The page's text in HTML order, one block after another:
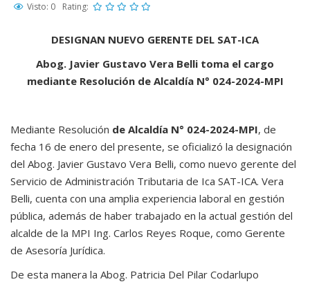
Visto: 0 Rating:
DESIGNAN NUEVO GERENTE DEL SAT-ICA
Abog. Javier Gustavo Vera Belli toma el cargo
mediante Resolución de Alcaldía N° 024-2024-MPI
Mediante Resolución de Alcaldía N° 024-2024-MPI, de
fecha 16 de enero del presente, se oficializó la designación
del Abog. Javier Gustavo Vera Belli, como nuevo gerente del
Servicio de Administración Tributaria de Ica SAT-ICA. Vera
Belli, cuenta con una amplia experiencia laboral en gestión
pública, además de haber trabajado en la actual gestión del
alcalde de la MPI Ing. Carlos Reyes Roque, como Gerente
de Asesoría Jurídica.
De esta manera la Abog. Patricia Del Pilar Codarlupo